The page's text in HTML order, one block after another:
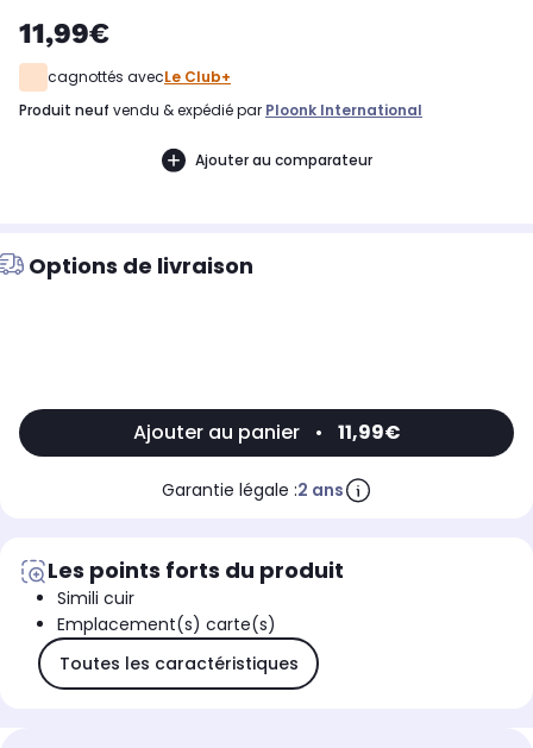
11,99€
cagnottés avecLe Club+
produit neuf vendu & expédié par Ploonk International
Ajouter au comparateur
Options de livraison
Ajouter au panier • 11,99€
Garantie légale :2 ans
Les points forts du produit
Simili cuir
Emplacement(s) carte(s)
Toutes les caractéristiques